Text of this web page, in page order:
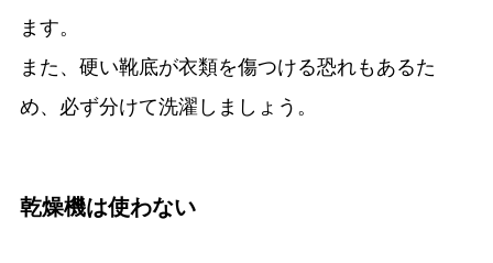
ます。
また、硬い靴底が衣類を傷つける恐れもあるた
め、必ず分けて洗濯しましょう。
乾燥機は使わない